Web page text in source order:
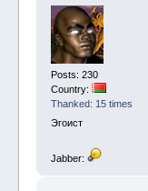
Posts: 230
Country:
Thanked: 15 times
Эгоист
Jabber: